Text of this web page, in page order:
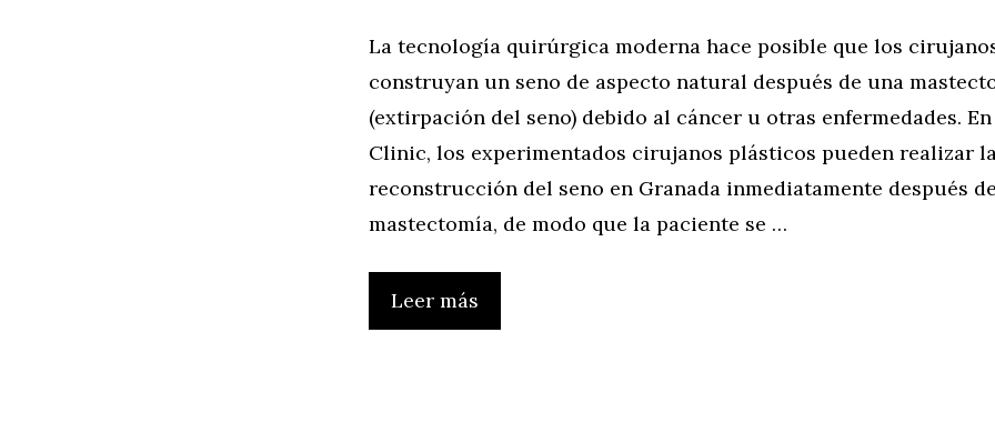
La tecnología quirúrgica moderna hace posible que los
construyan un seno de aspecto natural después de una
(extirpación del seno) debido al cáncer u otras enfermedades.
Clinic, los experimentados cirujanos plásticos pueden realizar
reconstrucción del seno en Granada inmediatamente después
mastectomía, de modo que la paciente se …
Leer más